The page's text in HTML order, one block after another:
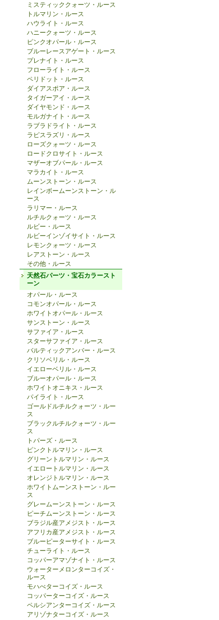
ミスティッククォーツ・ルース
トルマリン・ルース
ハウライト・ルース
ハニークォーツ・ルース
ピンクオパール・ルース
ブルーレースアゲート・ルース
プレナイト・ルース
フローライト・ルース
ペリドット・ルース
ダイアスポア・ルース
タイガーアイ・ルース
ダイヤモンド・ルース
モルガナイト・ルース
ラブラドライト・ルース
ラピスラズリ・ルース
ローズクォーツ・ルース
ロードクロサイト・ルース
マザーオブパール・ルース
マラカイト・ルース
ムーンストーン・ルース
レインボームーンストーン・ル
ース
ラリマー・ルース
ルチルクォーツ・ルース
ルビー・ルース
ルビーインゾイサイト・ルース
レモンクォーツ・ルース
レアストーン・ルース
その他・ルース
天然石パーツ・宝石カラースト
ーン
オパール・ルース
コモンオパール・ルース
ホワイトオパール・ルース
サンストーン・ルース
サファイア・ルース
スターサファイア・ルース
バルティックアンバー・ルース
クリソベリル・ルース
イエローベリル・ルース
ブルーオパール・ルース
ホワイトオニキス・ルース
パイライト・ルース
ゴールドルチルクォーツ・ルー
ス
ブラックルチルクォーツ・ルー
ス
トパーズ・ルース
ピンクトルマリン・ルース
グリーントルマリン・ルース
イエロートルマリン・ルース
オレンジトルマリン・ルース
ホワイトムーンストーン・ルー
ス
グレームーンストーン・ルース
ピーチムーンストーン・ルース
ブラジル産アメジスト・ルース
アフリカ産アメジスト・ルース
ブルーピーターサイト・ルース
チューライト・ルース
コッパーアマゾナイト・ルース
ウォーターメロンターコイズ・
ルース
モハべターコイズ・ルース
コッパーターコイズ・ルース
ペルシアンターコイズ・ルース
アリゾナターコイズ・ルース